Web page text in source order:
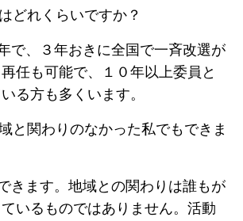
どれくらいですか？
で、３年おきに全国で一斉改選が
任も可能で、１０年以上委員と
る方も多くいます。
と関わりのなかった私でもできま
きます。地域との関わりは誰もが
いるものではありません。活動